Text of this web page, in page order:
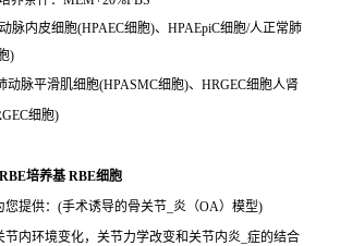
脉内皮细胞(HPAEC细胞)、HPAEpiC细胞/人正常肺
)
动脉平滑肌细胞(HPASMC细胞)、HRGEC细胞人肾
细胞)
培养基 RBE细胞
您提供：(手术诱导的骨关节_炎（OA）模型)
节内环境变化，关节力学改变和关节内炎_症的结合